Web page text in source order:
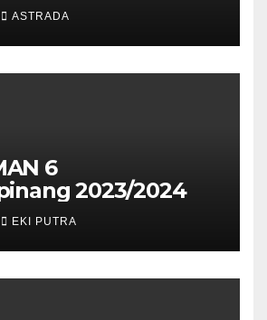
ASTRADA
6
2023/2024
EKI PUTRA